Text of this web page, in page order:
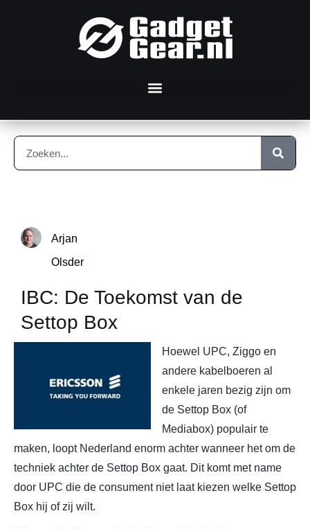
Arjan
Olsder
IBC: De Toekomst van de
Settop Box
Hoewel UPC, Ziggo en
andere kabelboeren al
enkele jaren bezig zijn om
de Settop Box (of
Mediabox) populair te
maken, loopt Nederland enorm achter wanneer het om de
techniek achter de Settop Box gaat. Dit komt met name
door UPC die de consument niet laat kiezen welke Settop
Box hij of zij wilt.